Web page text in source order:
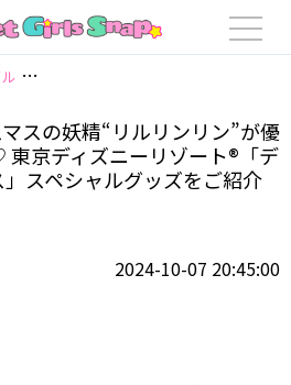
【写真 33/36】クリスマスの妖精“リル
スの妖精“リルリンリン”が優
京ディズニーリゾート®「デ
スペシャルグッズをご紹介
2024-10-07 20:45:00